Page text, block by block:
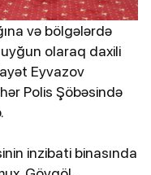
və bölgələrdə
olaraq daxili
Eyvazov
Polis Şöbəsində
inzibati binasında